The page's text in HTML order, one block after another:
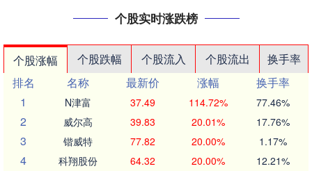
个股实时涨跌榜
个股涨幅 个股跌幅 个股流入 个股流出
换手率
排名
名称 最新价 涨幅
换手率
1
N津富 37.49 114.72% 77.46%
2 威尔高 39.83 20.01% 17.76%
3 锴威特 77.82 20.00% 1.17%
4 科翔股份 64.32 20.00% 12.21%